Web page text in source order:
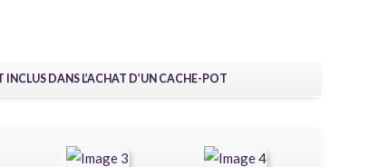
INCLUS DANS L’ACHAT D’UN CACHE-POT